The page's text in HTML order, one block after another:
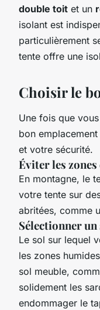
double toit et un
isolant est
particulièrement
tente offre une
Choisir le
Une fois que
bon
et votre sécurité.
Éviter les zones
En montagne, le
votre tente sur
abritées, comme
Sélectionner
Le sol sur lequel
les zones
sol meuble,
solidement les
endommager le